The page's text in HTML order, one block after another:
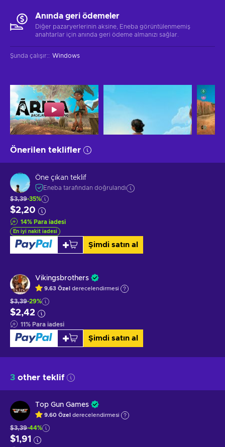
Anında geri ödemeler
Diğer pazaryerlerinin aksine, Eneba görüntülenmemiş
anahtarlar için anında geri ödeme almanızı sağlar.
Şunda çalışır:: Windows
Önerilen teklifler
Öne çıkan teklif
Eneba tarafından doğrulandı
$3,39-35%
$2,20
14% Para iadesi
En iyi nakit iadesi
Şimdi satın al
Vikingsbrothers
9.63 Özel derecelendirmesi
$3,39-29%
$2,42
11% Para iadesi
Şimdi satın al
3 other teklif
Top Gun Games
9.60 Özel derecelendirmesi
$3,39-44%
$1,91